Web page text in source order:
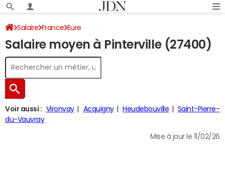
Salaire France Eure
Salaire moyen à Pinterville (27400)
Voir aussi : Vironvay Acquigny Heudebouville
Saint-Pierre-
du-Vauvray
Mise à jour le 11/02/26